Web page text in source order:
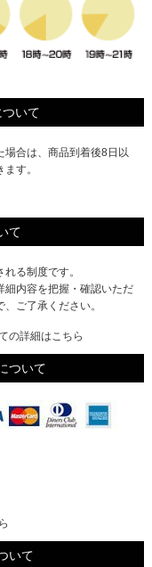
いて
場合は、商品到着後8日以
す。
て
る制度です。
細内容を把握・確認いただ
ご了承ください。
の詳細はこちら
ついて
いて